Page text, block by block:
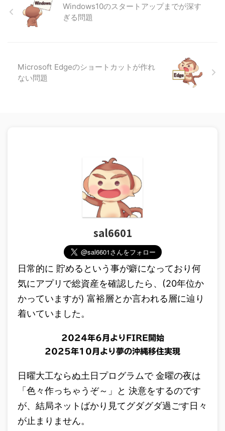
Windows10のスタートアップまでが深す
ぎる問題
Microsoft Edgeのショートカットが作れ
ない問題
sal6601
日常的に 貯めるという事が癖になっており何
気にアプリで総資産を確認したら、(20年位か
かっていますが) 富裕層とか言われる層に辿り
着いていました。
2024年6月よりFIRE開始
2025年10月より夢の沖縄移住実現
日曜大工ならぬ土日プログラムで 金曜の夜は
「色々作っちゃうぞ～」と 決意をするのです
が、結局ネットばかり見てグダグダ過ごす日々
が止まりません。